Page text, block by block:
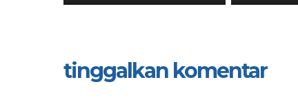
tinggalkan komentar